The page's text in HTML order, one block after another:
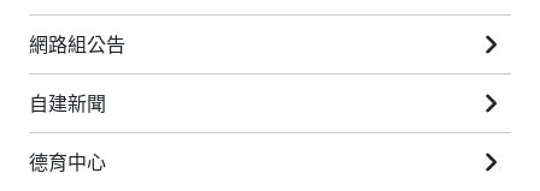
網路組公告
自建新聞
德育中心